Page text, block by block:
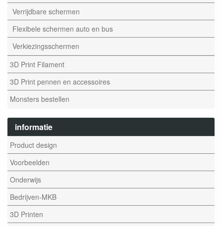
Verrijdbare schermen
Flexibele schermen auto en bus
Verkiezingsschermen
3D Print Filament
3D Print pennen en accessoires
Monsters bestellen
informatie
Product design
Voorbeelden
Onderwijs
Bedrijven-MKB
3D Printen